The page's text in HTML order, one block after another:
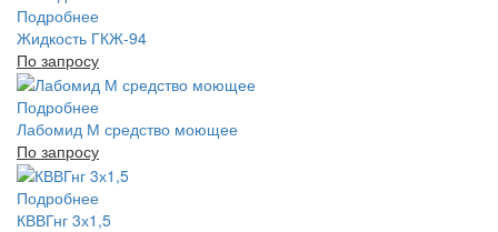
Подробнее
Жидкость ГКЖ-94
По запросу
Подробнее
Лабомид М средство моющее
По запросу
Подробнее
КВВГнг 3х1,5